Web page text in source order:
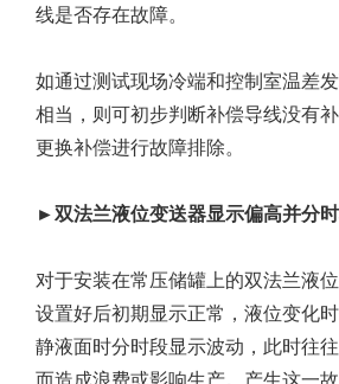
线是否存在故障。
如通过测试现场冷端和控制室温差
相当，则可初步判断补偿导线没有
更换补偿进行故障排除。
►双法兰液位变送器显示偏高并分
对于安装在常压储罐上的双法兰液
设置好后初期显示正常，液位变化
静液面时分时段显示波动，此时往